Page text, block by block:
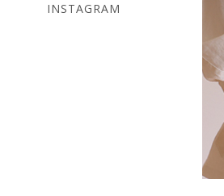
INSTAGRAM